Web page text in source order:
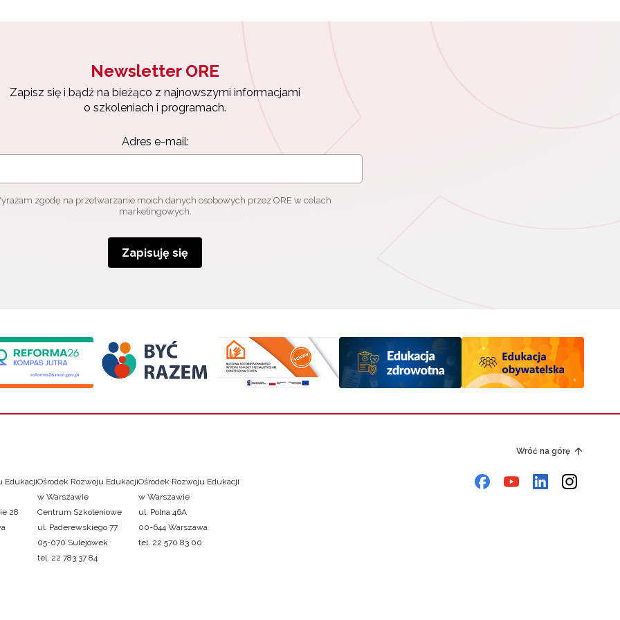
Newsletter ORE
Zapisz się i bądź na bieżąco z najnowszymi informacjami
o szkoleniach i programach.
Adres e-mail:
zgodę na przetwarzanie moich danych osobowych przez ORE w celach
marketingowych.
Zapisuję się
Wróć na górę
Edukacji
28
Ośrodek Rozwoju Edukacji
w Warszawie
Centrum Szkoleniowe
ul. Paderewskiego 77
05-070 Sulejówek
tel. 22 783 37 84
Ośrodek Rozwoju Edukacji
w Warszawie
ul. Polna 46A
00-644 Warszawa
tel. 22 570 83 00